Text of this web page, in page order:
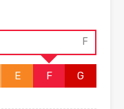
F
E F G